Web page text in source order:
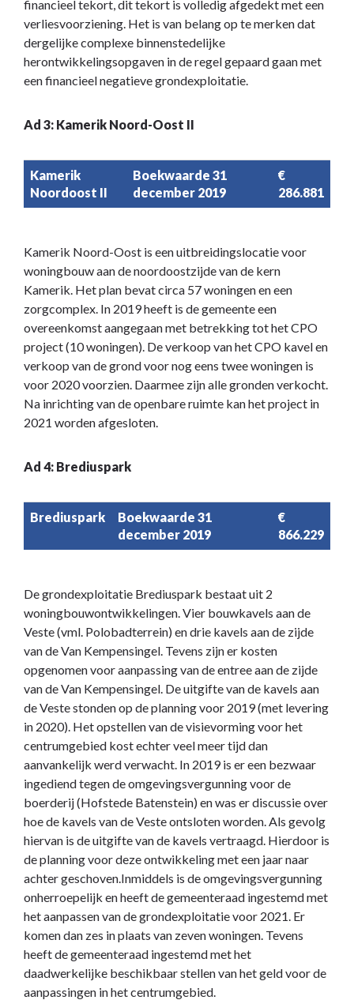
financieel tekort, dit tekort is volledig afgedekt met een
verliesvoorziening. Het is van belang op te merken dat
dergelijke complexe binnenstedelijke
herontwikkelingsopgaven in de regel gepaard gaan met
een financieel negatieve grondexploitatie.
Ad 3: Kamerik Noord-Oost II
Kamerik
Noordoost II
Boekwaarde 31
december 2019
€
286.881
Kamerik Noord-Oost is een uitbreidingslocatie voor
woningbouw aan de noordoostzijde van de kern
Kamerik. Het plan bevat circa 57 woningen en een
zorgcomplex. In 2019 heeft is de gemeente een
overeenkomst aangegaan met betrekking tot het CPO
project (10 woningen). De verkoop van het CPO kavel en
verkoop van de grond voor nog eens twee woningen is
voor 2020 voorzien. Daarmee zijn alle gronden verkocht.
Na inrichting van de openbare ruimte kan het project in
2021 worden afgesloten.
Ad 4: Brediuspark
Brediuspark
Boekwaarde 31
december 2019
€
866.229
De grondexploitatie Brediuspark bestaat uit 2
woningbouwontwikkelingen. Vier bouwkavels aan de
Veste (vml. Polobadterrein) en drie kavels aan de zijde
van de Van Kempensingel. Tevens zijn er kosten
opgenomen voor aanpassing van de entree aan de zijde
van de Van Kempensingel. De uitgifte van de kavels aan
de Veste stonden op de planning voor 2019 (met levering
in 2020). Het opstellen van de visievorming voor het
centrumgebied kost echter veel meer tijd dan
aanvankelijk werd verwacht. In 2019 is er een bezwaar
ingediend tegen de omgevingsvergunning voor de
boerderij (Hofstede Batenstein) en was er discussie over
hoe de kavels van de Veste ontsloten worden. Als gevolg
hiervan is de uitgifte van de kavels vertraagd. Hierdoor is
de planning voor deze ontwikkeling met een jaar naar
achter geschoven.Inmiddels is de omgevingsvergunning
onherroepelijk en heeft de gemeenteraad ingestemd met
het aanpassen van de grondexploitatie voor 2021. Er
komen dan zes in plaats van zeven woningen. Tevens
heeft de gemeenteraad ingestemd met het
daadwerkelijke beschikbaar stellen van het geld voor de
aanpassingen in het centrumgebied.